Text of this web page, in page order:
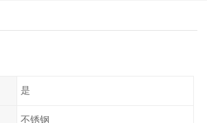
是
不锈钢